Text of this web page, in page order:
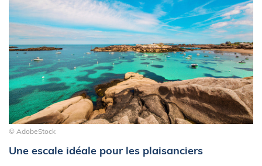
© AdobeStock
Une escale idéale pour les plaisanciers